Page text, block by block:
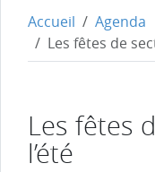
Accueil
Agenda
Les fêtes de
Les fêtes
l’été